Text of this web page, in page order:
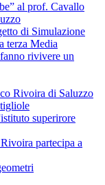
al prof. Cavallo
di Simulazione
terza Media
rivivere un
Rivoira di Saluzzo
superirore
partecipa a